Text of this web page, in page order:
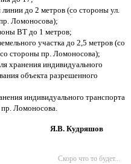
до 2 метров (со стороны ул.
Ломоносова);
ВТ до 1 метров;
участка до 2,5 метров (со
стороны пр. Ломоносова);
хранения индивидуального
объекта разрешенного
индивидуального транспорта
пр. Ломоносова.
Я.В. Кудряшов
Скоро что то будет...